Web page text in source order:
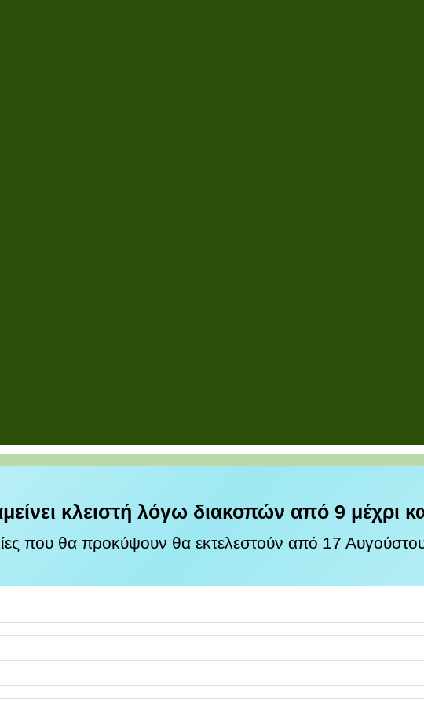
κλειστή λόγω διακοπών από 9 μέχρι
που θα προκύψουν θα εκτελεστούν από 17 Αυγούστου